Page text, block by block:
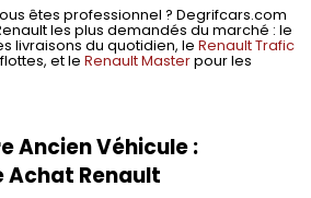
êtes professionnel ? Degrifcars.com
les plus demandés du marché : le
livraisons du quotidien, le Renault Trafic
et le Renault Masterpour les
Ancien Véhicule :
Achat Renault